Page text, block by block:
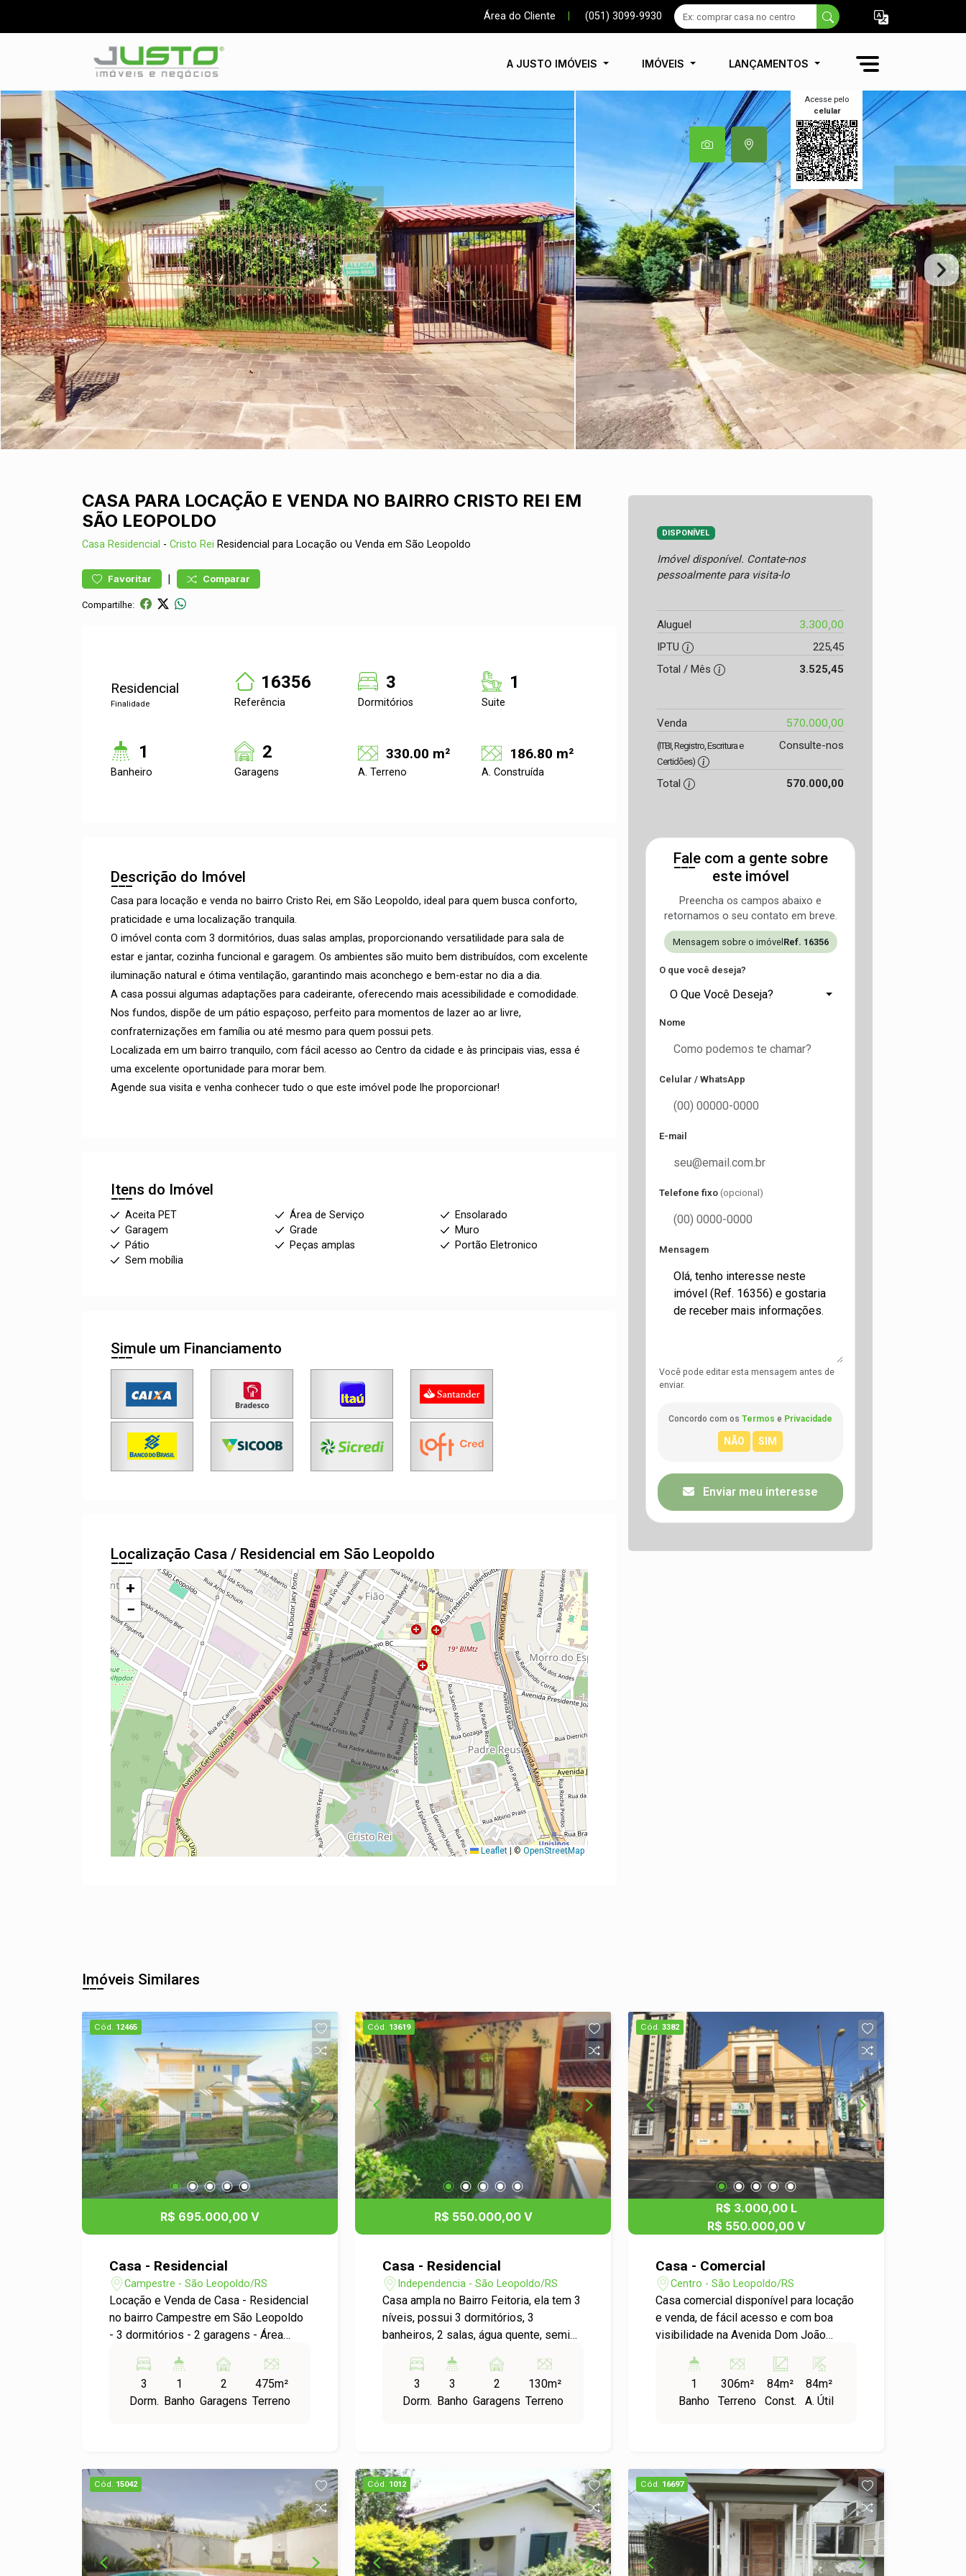
Área do Cliente (051) 3099-9930
A JUSTO IMÓVEIS IMÓVEIS LANÇAMENTOS
Acesse pelo
celular
CASA PARA LOCAÇÃO E VENDA NO BAIRRO CRISTO REI EM
SÃO LEOPOLDO
Casa Residencial - Cristo Rei Residencial para Locação ou Venda em São Leopoldo
Favoritar | Comparar
Compartilhe:
Residencial
Finalidade
16356
Referência
3
Dormitórios
1
Suite
1
Banheiro
2
Garagens
330.00 m²
A. Terreno
186.80 m²
A. Construída
Descrição do Imóvel
Casa para locação e venda no bairro Cristo Rei, em São Leopoldo, ideal para quem busca conforto,
praticidade e uma localização tranquila.
O imóvel conta com 3 dormitórios, duas salas amplas, proporcionando versatilidade para sala de
estar e jantar, cozinha funcional e garagem. Os ambientes são muito bem distribuídos, com excelente
iluminação natural e ótima ventilação, garantindo mais aconchego e bem-estar no dia a dia.
A casa possui algumas adaptações para cadeirante, oferecendo mais acessibilidade e comodidade.
Nos fundos, dispõe de um pátio espaçoso, perfeito para momentos de lazer ao ar livre,
confraternizações em família ou até mesmo para quem possui pets.
Localizada em um bairro tranquilo, com fácil acesso ao Centro da cidade e às principais vias, essa é
uma excelente oportunidade para morar bem.
Agende sua visita e venha conhecer tudo o que este imóvel pode lhe proporcionar!
Itens do Imóvel
Aceita PET Área de Serviço
Ensolarado
Garagem
Grade
Muro
Pátio
Peças amplas
Portão Eletronico
Sem mobília
Simule um Financiamento
Localização Casa / Residencial em São Leopoldo
+
−
Leaflet |© OpenStreetMap
DISPONÍVEL
Imóvel disponível. Contate-nos
pessoalmente para visita-lo
Aluguel 3.300,00
IPTU
225,45
Total / Mês
3.525,45
Venda 570.000,00
(ITBI, Registro, Escritura e
Certidões)
Consulte-nos
Total 570.000,00
Fale com a gente sobre
este imóvel
Preencha os campos abaixo e
retornamos o seu contato em breve.
Mensagem sobre o imóvel Ref. 16356
O que você deseja?
O Que Você Deseja?
Nome
Celular / WhatsApp
E-mail
Telefone fixo (opcional)
Mensagem
Você pode editar esta mensagem antes de
enviar.
Concordo com os Termos e Privacidade
Enviar meu interesse
Imóveis Similares
Cód. 12465
R$ 695.000,00 V
Casa - Residencial
Campestre - São Leopoldo/RS
Locação e Venda de Casa - Residencial
no bairro Campestre em São Leopoldo
- 3 dormitórios - 2 garagens - Área
475,20m² Não perca essa oportunidade
única de adquirir uma casa espaçosa e
bem localizada no bairro Campestre.
conforto e tranquilidade. Entre em
contato para mais informações e
agende uma visita!
3
Dorm.
1
Banho
2
Garagens
475m²
Terreno
Cód. 13619
R$ 550.000,00 V
Casa - Residencial
Independencia - São Leopoldo/RS
Casa ampla no Bairro Feitoria, ela tem 3
níveis, possui 3 dormitórios, 3
banheiros, 2 salas, água quente, semi
churrasqueira, lareira, pátio com grade e
um belo jardim. Não deixe de conhecer!
Agende hoje mesmo a sua visita!
3
Dorm.
3
Banho
2
Garagens
130m²
Terreno
Cód. 3382
R$ 3.000,00 L
R$ 550.000,00 V
Casa - Comercial
Centro - São Leopoldo/RS
Casa comercial disponível para locação
e venda, de fácil acesso e com boa
visibilidade na Avenida Dom João
Conta com quatro salas e um banheiro,
as peças são amplas e com ótima
iluminação natural. Você pode alugar
conhecer!
1
Banho
306m²
Terreno
84m²
Const.
84m²
A. Útil
Cód. 15042 Cód. 1012 Cód. 16697